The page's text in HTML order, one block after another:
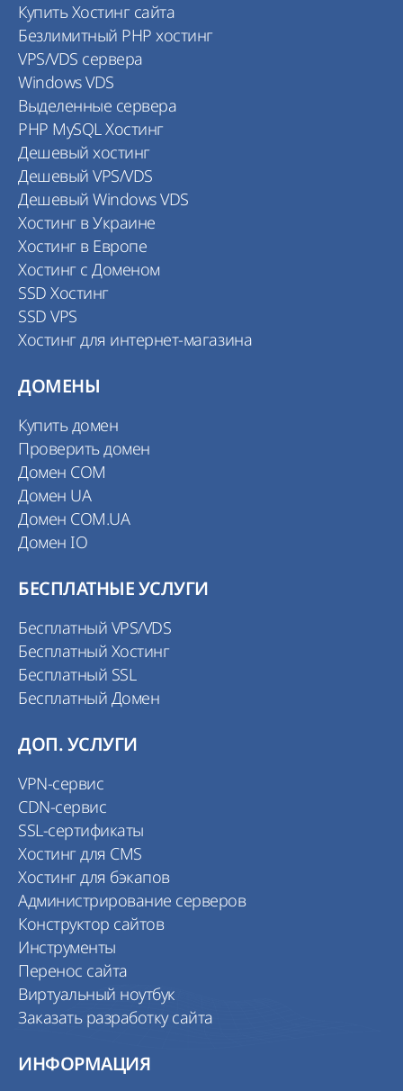
Купить Хостинг сайта
Безлимитный PHP хостинг
VPS/VDS сервера
Windows VDS
Выделенные сервера
PHP MySQL Хостинг
Дешевый хостинг
Дешевый VPS/VDS
Дешевый Windows VDS
Хостинг в Украине
Хостинг в Европе
Хостинг с Доменом
SSD Хостинг
SSD VPS
Хостинг для интернет-магазина
ДОМЕНЫ
Купить домен
Проверить домен
Домен COM
Домен UA
Домен COM.UA
Домен IO
БЕСПЛАТНЫЕ УСЛУГИ
Бесплатный VPS/VDS
Бесплатный Хостинг
Бесплатный SSL
Бесплатный Домен
ДОП. УСЛУГИ
VPN-сервис
CDN-сервис
SSL-сертификаты
Хостинг для CMS
Хостинг для бэкапов
Администрирование серверов
Конструктор сайтов
Инструменты
Перенос сайта
Виртуальный ноутбук
Заказать разработку сайта
ИНФОРМАЦИЯ